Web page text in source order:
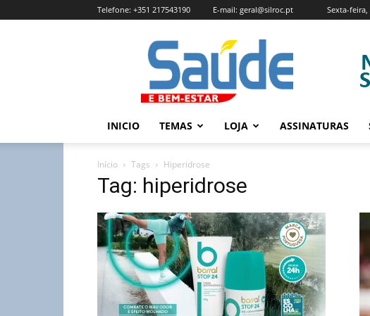
Sexta-feira,
Telefone: +351 217543190 E-mail: geral@silroc.pt
Revista
Saúde
e
Bem
Estar
Edição
INICIO TEMAS LOJA ASSINATURAS
Início Tags Hiperidrose
Tag: hiperidrose